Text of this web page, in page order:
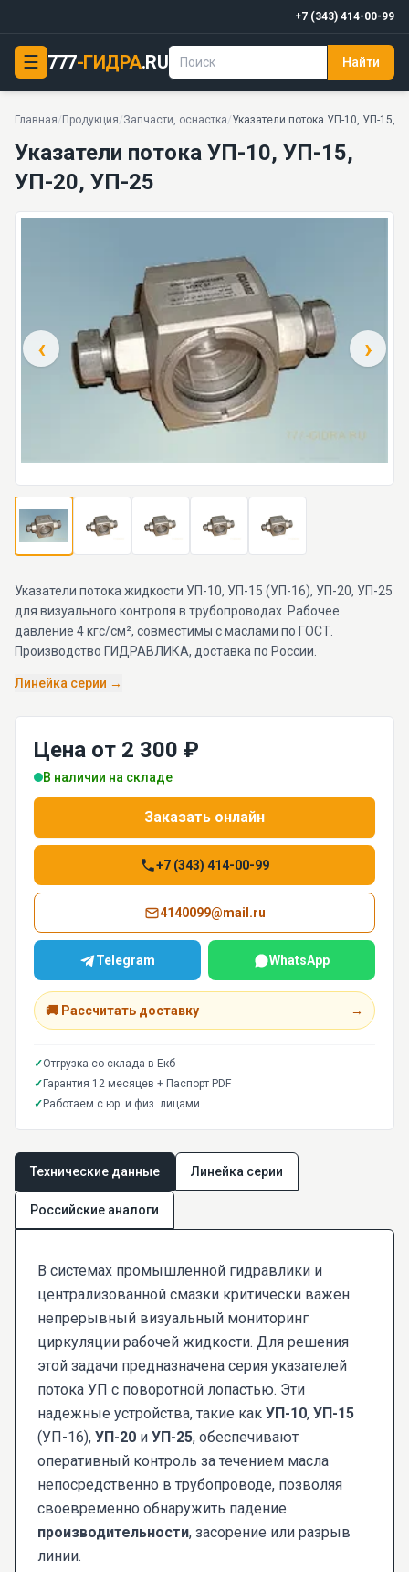
+7 (343) 414-00-99
☰ 777-ГИДРА.RU Найти
Главная/ Продукция/Запчасти, оснастка/Указатели потока УП-10, УП-15,
Указатели потока УП-10, УП-15, УП-20, УП-25 PDF
Указатели потока УП-10, УП-15,
УП-20, УП-25
‹ ›
Указатели потока жидкости УП-10, УП-15 (УП-16), УП-20, УП-25
для визуального контроля в трубопроводах. Рабочее
давление 4 кгс/см², совместимы с маслами по ГОСТ.
Производство ГИДРАВЛИКА, доставка по России.
Линейка серии →
Цена от 2 300 ₽
В наличии на складе
Заказать онлайн
+7 (343) 414-00-99
4140099@mail.ru
Telegram WhatsApp
🚚 Рассчитать доставку →
✓Отгрузка со склада в Екб
✓ Гарантия 12 месяцев + Паспорт PDF
✓ Работаем с юр. и физ. лицами
Технические данные Линейка серии
Российские аналоги
В системах промышленной гидравлики и
централизованной смазки критически важен
непрерывный визуальный мониторинг
циркуляции рабочей жидкости. Для решения
этой задачи предназначена серия указателей
потока УП с поворотной лопастью. Эти
надежные устройства, такие как УП-10, УП-15
(УП-16), УП-20 и УП-25, обеспечивают
оперативный контроль за течением масла
непосредственно в трубопроводе, позволяя
своевременно обнаружить падение
производительности, засорение или разрыв
линии.